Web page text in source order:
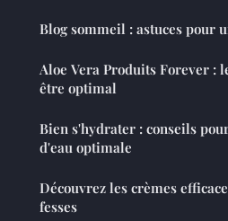
Blog sommeil : astuces pour
Aloe Vera Produits Forever :
être optimal
Bien s'hydrater : conseils
d'eau optimale
Découvrez les crèmes
fesses